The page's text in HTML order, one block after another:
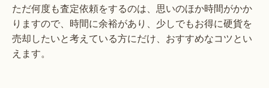
ただ何度も査定依頼をするのは、思いのほか時間がかか
りますので、時間に余裕があり、少しでもお得に硬貨を
売却したいと考えている方にだけ、おすすめなコツとい
えます。